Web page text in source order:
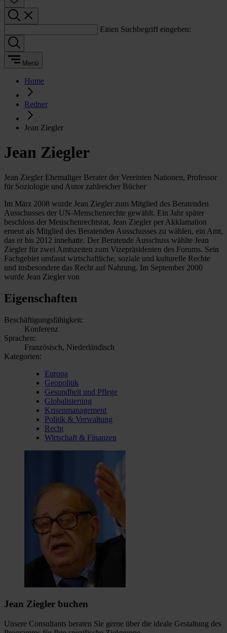
Einen Suchbegriff eingeben:
Menü
Home
Redner
Jean Ziegler
Jean Ziegler
Jean Ziegler Ehemaliger Berater der Vereinten Nationen, Professor
für Soziologie und Autor zahlreicher Bücher
Im März 2008 wurde Jean Ziegler zum Mitglied des Beratenden
Ausschusses der UN-Menschenrechte gewählt. Ein Jahr später
beschloss der Menschenrechtsrat, Jean Ziegler per Akklamation
erneut als Mitglied des Beratenden Ausschusses zu wählen, ein Amt,
das er bis 2012 innehatte. Der Beratende Ausschuss wählte Jean
Ziegler für zwei Amtszeiten zum Vizepräsidenten des Forums. Sein
Fachgebiet umfasst wirtschaftliche, soziale und kulturelle Rechte
und insbesondere das Recht auf Nahrung. Im September 2000
wurde Jean Ziegler von
Eigenschaften
Beschäftigungsfähigkeit:
Konferenz
Sprachen:
Französisch, Niederländisch
Kategorien:
Europa
Geopolitik
Gesundheit und Pflege
Globalisierung
Krisenmanagement
Politik & Verwaltung
Recht
Wirtschaft & Finanzen
Jean Ziegler buchen
Unsere Consultants beraten Sie gerne über die ideale Gestaltung des